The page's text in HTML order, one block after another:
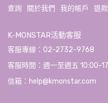
查詢 關於我們 我的帳戶 退
K-MONSTAR活動客服
客服專線：02-2732-9768
客服時間：週一至週五 10:00-
信箱：help@kmonstar.com